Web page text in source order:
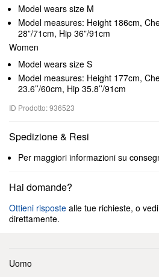
Model wears size M
Model measures: Height 186cm,
28”/71cm, Hip 36”/91cm
Women
Model wears size S
Model measures: Height 177cm,
23.6’’/60cm, Hip 35.8’’/91cm
ID Prodotto: 936523
Spedizione & Resi
Per maggiori informazioni su
Hai domande?
Ottieni risposte alle tue richieste, o
direttamente.
Uomo